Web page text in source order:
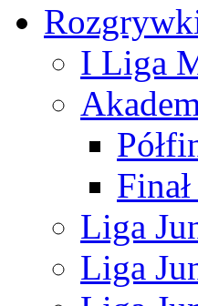
I Liga
Liga
Liga